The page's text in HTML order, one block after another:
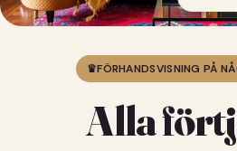
♛FÖRHANDSVISNING PÅ
Alla